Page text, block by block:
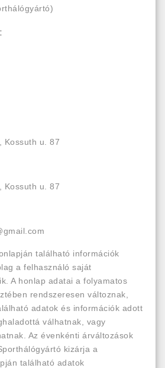
Kossuth u. 87
Kossuth u. 87
található információk
a felhasználó saját
A honlap adatai a folyamatos
rendszeresen változnak,
adatok és információk adott
válhatnak, vagy
Az évenkénti árváltozások
kizárja a
található adatok